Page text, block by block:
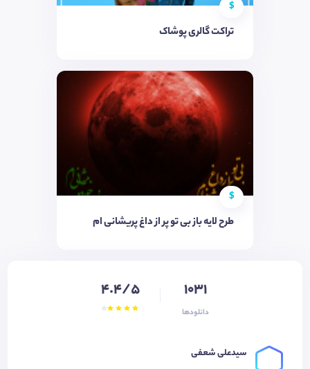
$
تراکت گالری پوشاک
$
طرح لایه باز بی تو پر از داغ پریشانی ام
1031
دانلودها
4.4/5
سیدعلی شعفی